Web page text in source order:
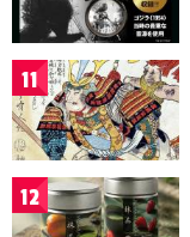
11
12